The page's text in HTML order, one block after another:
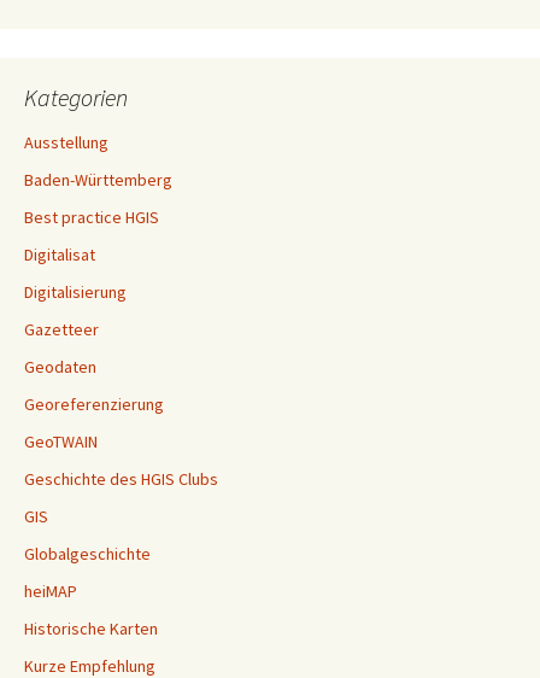
Kategorien
Ausstellung
Baden-Württemberg
Best practice HGIS
Digitalisat
Digitalisierung
Gazetteer
Geodaten
Georeferenzierung
GeoTWAIN
Geschichte des HGIS Clubs
GIS
Globalgeschichte
heiMAP
Historische Karten
Kurze Empfehlung